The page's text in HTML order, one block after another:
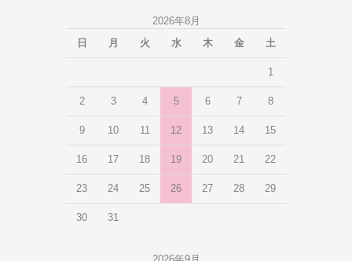
2026年8月
日
月 火 水 木 金 土
1
2 3 4 5 6 7 8
9 10 11 12 13 14 15
16 17 18 19 20 21 22
23 24 25 26 27 28 29
30 31